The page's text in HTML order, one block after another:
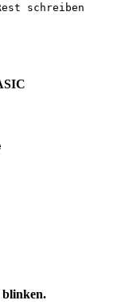
schreiben
blinken.